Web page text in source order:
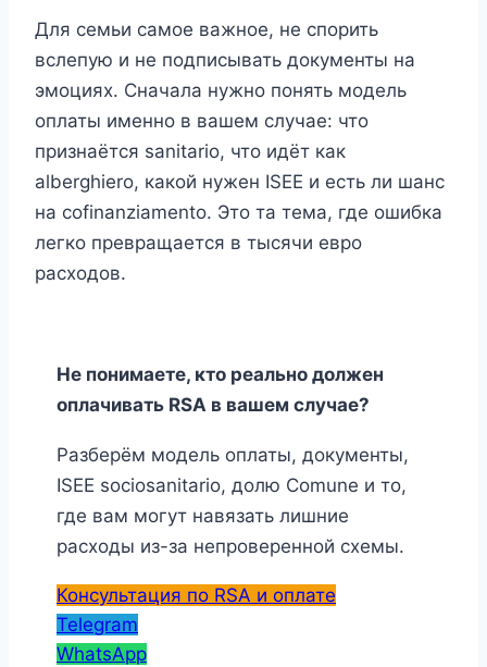
Для семьи самое важное, не спорить
вслепую и не подписывать документы на
эмоциях. Сначала нужно понять модель
оплаты именно в вашем случае: что
признаётся sanitario, что идёт как
alberghiero, какой нужен ISEE и есть ли шанс
на cofinanziamento. Это та тема, где ошибка
легко превращается в тысячи евро
расходов.
Не понимаете, кто реально должен
оплачивать RSA в вашем случае?
Разберём модель оплаты, документы,
ISEE sociosanitario, долю Comune и то,
где вам могут навязать лишние
расходы из-за непроверенной схемы.
Консультация по RSA и оплате
Telegram
WhatsApp